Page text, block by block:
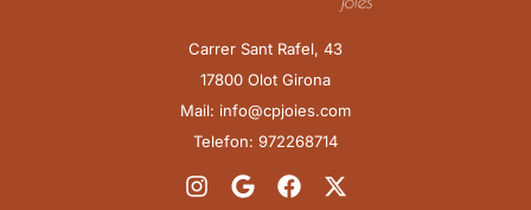
Carrer Sant Rafel, 43
17800 Olot Girona
Mail: info@cpjoies.com
Telefon: 972268714